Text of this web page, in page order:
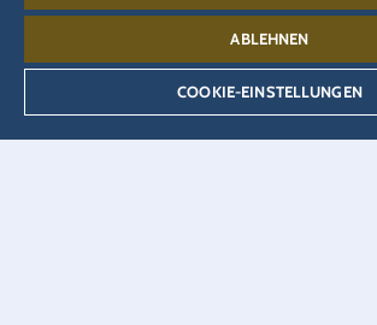
Datenschutzerklärung Cookie-Einstellungen
ABLEHNEN
COOKIE-EINSTELLUNGEN